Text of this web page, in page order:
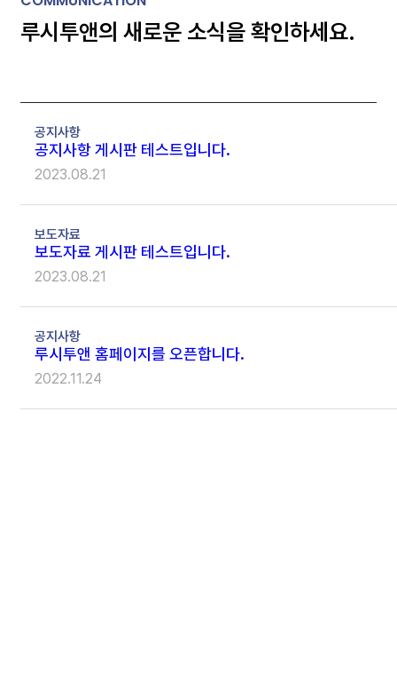
루시투앤의 새로운 소식을 확인하세요.
공지사항
공지사항 게시판 테스트입니다.
2023.08.21
보도자료
보도자료 게시판 테스트입니다.
2023.08.21
공지사항
루시투앤 홈페이지를 오픈합니다.
2022.11.24